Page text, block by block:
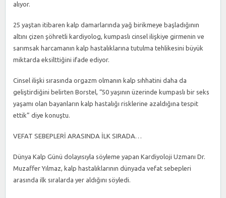
alıyor.
25 yaştan itibaren kalp damarlarında yağ birikmeye başladığının
altını çizen şöhretli kardiyolog, kumpaslı cinsel ilişkiye girmenin ve
sarımsak harcamanın kalp hastalıklarına tutulma tehlikesini büyük
miktarda eksilttiğini ifade ediyor.
Cinsel ilişki sırasında orgazm olmanın kalp sıhhatini daha da
geliştirdiğini belirten Borstel, “50 yaşının üzerinde kumpaslı bir seks
yaşamı olan bayanların kalp hastalığı risklerine azaldığına tespit
ettik” diye konuştu.
VEFAT SEBEPLERİ ARASINDA İLK SIRADA…
Dünya Kalp Günü dolayısıyla söyleme yapan Kardiyoloji Uzmanı Dr.
Muzaffer Yılmaz, kalp hastalıklarının dünyada vefat sebepleri
arasında ilk sıralarda yer aldığını söyledi.